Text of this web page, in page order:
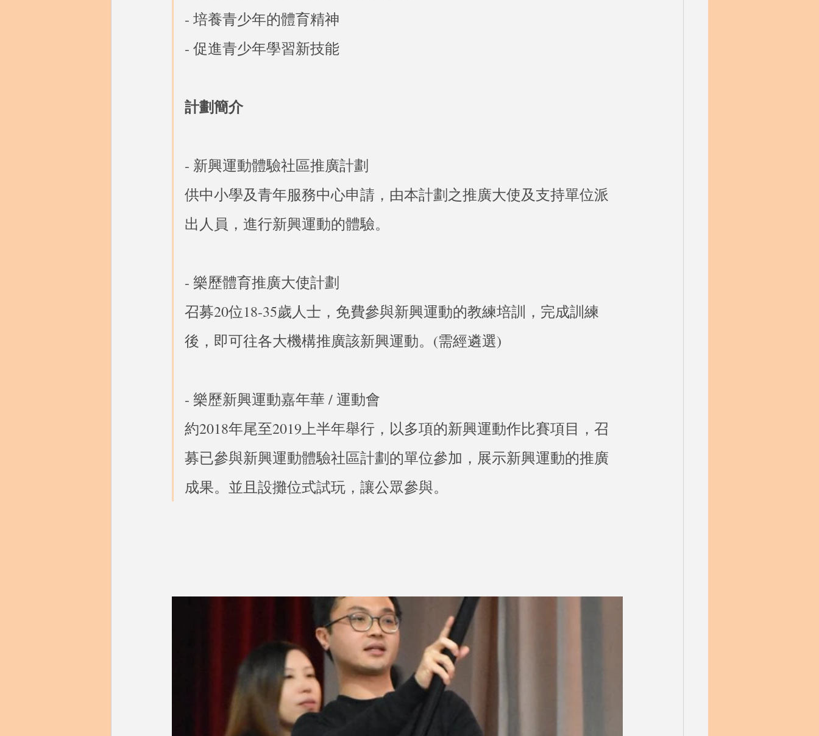
- 培養青少年的體育精神
- 促進青少年學習新技能
計劃簡介
- 新興運動體驗社區推廣計劃
供中小學及青年服務中心申請，由本計劃之推廣大使及支持單位派
出人員，進行新興運動的體驗。
- 樂歷體育推廣大使計劃
召募20位18-35歲人士，免費參與新興運動的教練培訓，完成訓練
後，即可往各大機構推廣該新興運動。(需經遴選)
- 樂歷新興運動嘉年華 / 運動會
約2018年尾至2019上半年舉行，以多項的新興運動作比賽項目，召
募已參與新興運動體驗社區計劃的單位參加，展示新興運動的推廣
成果。並且設攤位式試玩，讓公眾參與。